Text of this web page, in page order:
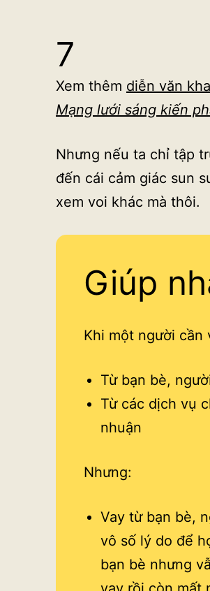
7
Xem thêm diễn văn
Mạng lưới sáng kiến
Nhưng nếu ta chỉ tập
đến cái cảm giác sun
xem voi khác mà thôi.
Giúp
Khi một người cần
Từ bạn bè,
Từ các dịch vụ
nhuận
Nhưng:
Vay từ bạn bè,
vô số lý do để
bạn bè nhưng